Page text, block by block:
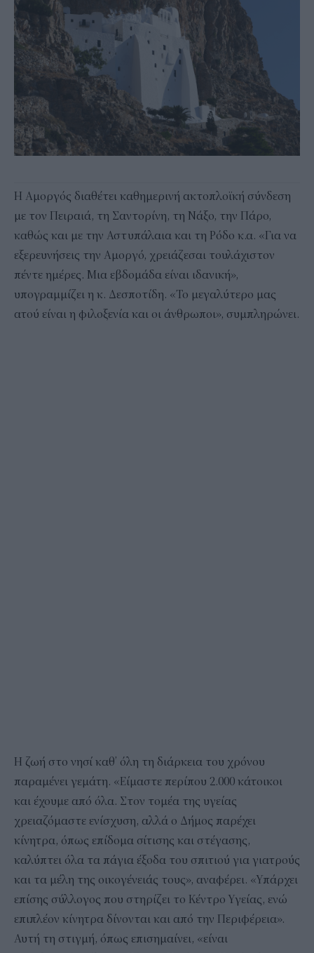
Η Αμοργός διαθέτει καθημερινή ακτοπλοϊκή σύνδεση
με τον Πειραιά, τη Σαντορίνη, τη Νάξο, την Πάρο,
καθώς και με την Αστυπάλαια και τη Ρόδο κ.α. «Για να
εξερευνήσεις την Αμοργό, χρειάζεσαι τουλάχιστον
πέντε ημέρες. Μια εβδομάδα είναι ιδανική»,
υπογραμμίζει η κ. Δεσποτίδη. «Το μεγαλύτερο μας
ατού είναι η φιλοξενία και οι άνθρωποι», συμπληρώνει.
Η ζωή στο νησί καθ’ όλη τη διάρκεια του χρόνου
παραμένει γεμάτη. «Είμαστε περίπου 2.000 κάτοικοι
και έχουμε από όλα. Στον τομέα της υγείας
χρειαζόμαστε ενίσχυση, αλλά ο Δήμος παρέχει
κίνητρα, όπως επίδομα σίτισης και στέγασης,
καλύπτει όλα τα πάγια έξοδα του σπιτιού για γιατρούς
και τα μέλη της οικογένειάς τους», αναφέρει. «Υπάρχει
επίσης σύλλογος που στηρίζει το Κέντρο Υγείας, ενώ
επιπλέον κίνητρα δίνονται και από την Περιφέρεια».
Αυτή τη στιγμή, όπως επισημαίνει, «είναι